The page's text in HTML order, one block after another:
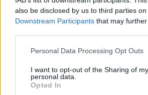
also be disclosed by us to third parties on
Downstream Participants that may
Please note that this website/app uses
not limited to your visit or usage
grant or deny consent to Google and its
use your data for below specified
Personal Data Processing Opt Outs
I want to opt-out of the Sharing of my
personal data.
Opted In
Címkék:toplista toplisták
Ajánlott bejegyzések: